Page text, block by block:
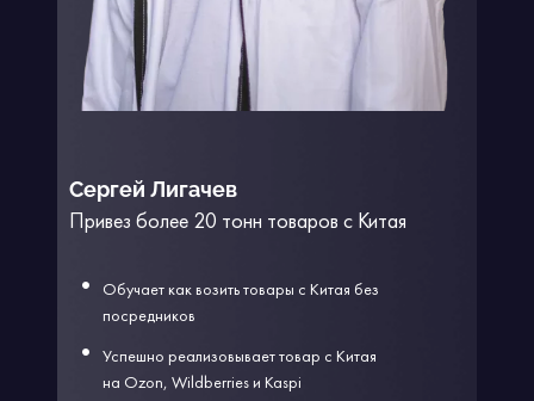
Сергей Лигачев
Привез более 20 тонн товаров с Китая
Обучает как возить товары с Китая без
посредников
Успешно реализовывает товар с Китая
на Ozon, Wildberries и Kaspi